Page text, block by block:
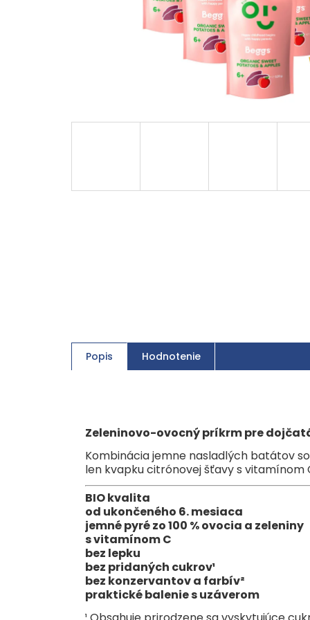
Popis Hodnotenie
Zeleninovo-ovocný príkrm pre
Kombinácia jemne nasladlých batátov
len kvapku citrónovej šťavy s vitamínom
BIO kvalita
od ukončeného 6. mesiaca
jemné pyré zo 100 % ovocia a zeleniny
s vitamínom C
bez lepku
bez pridaných cukrov¹
bez konzervantov a farbív²
praktické balenie s uzáverom